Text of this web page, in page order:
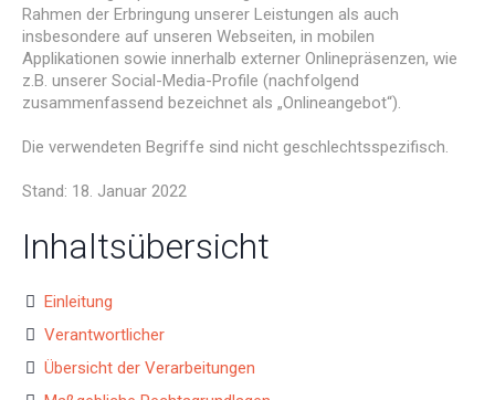
Rahmen der Erbringung unserer Leistungen als auch
insbesondere auf unseren Webseiten, in mobilen
Applikationen sowie innerhalb externer Onlinepräsenzen, wie
z.B. unserer Social-Media-Profile (nachfolgend
zusammenfassend bezeichnet als „Onlineangebot“).
Die verwendeten Begriffe sind nicht geschlechtsspezifisch.
Stand: 18. Januar 2022
Inhaltsübersicht
Einleitung
Verantwortlicher
Übersicht der Verarbeitungen